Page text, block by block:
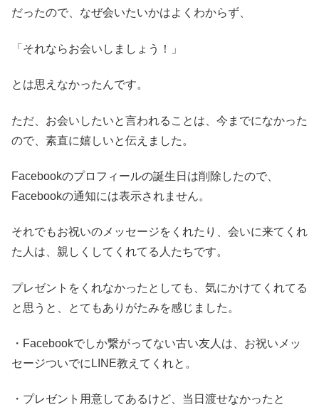
だったので、なぜ会いたいかはよくわからず、
「それならお会いしましょう！」
とは思えなかったんです。
ただ、お会いしたいと言われることは、今までになかった
ので、素直に嬉しいと伝えました。
Facebookのプロフィールの誕生日は削除したので、
Facebookの通知には表示されません。
それでもお祝いのメッセージをくれたり、会いに来てくれ
た人は、親しくしてくれてる人たちです。
プレゼントをくれなかったとしても、気にかけてくれてる
と思うと、とてもありがたみを感じました。
・Facebookでしか繋がってない古い友人は、お祝いメッ
セージついでにLINE教えてくれと。
・プレゼント用意してあるけど、当日渡せなかったと